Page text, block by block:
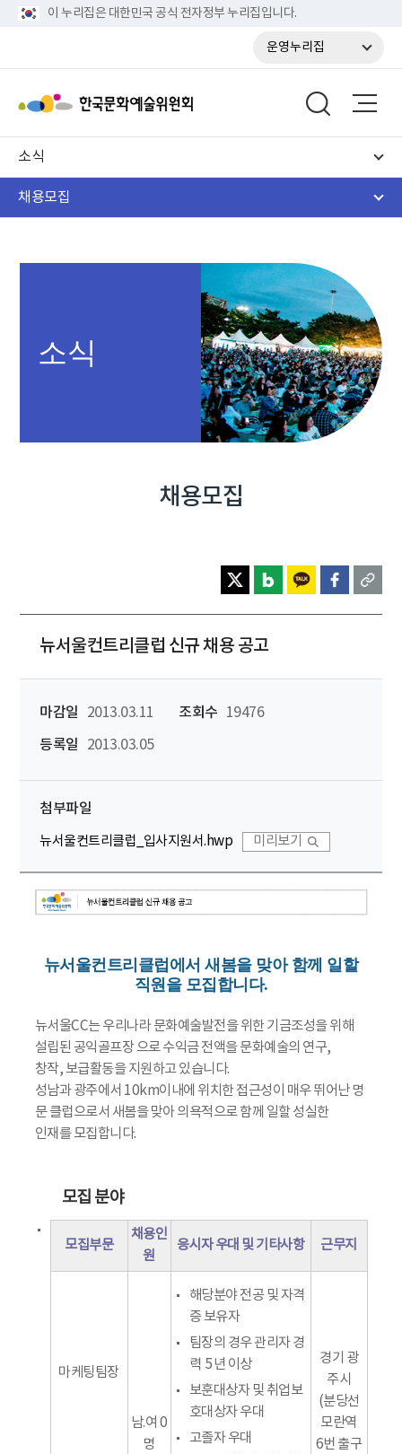
이 누리집은 대한민국 공식 전자정부 누리집입니다.
운영누리집
소식
채용모집
소식
채용모집
뉴서울컨트리클럽 신규 채용 공고
마감일 2013.03.11 조회수
19476
등록일
2013.03.05
첨부파일
뉴서울컨트리클럽_입사지원서.hwp 미리보기
뉴서울컨트리클럽에서 새봄을 맞아 함께 일할
직원을 모집합니다.
뉴서울CC는 우리나라 문화예술발전을 위한 기금조성을 위해
설립된 공익골프장 으로 수익금 전액을 문화예술의 연구,
창작, 보급활동을 지원하고 있습니다.
성남과 광주에서 10km이내에 위치한 접근성이 매우 뛰어난 명
문 클럽으로서 새봄을 맞아 의욕적으로 함께 일할 성실한
인재를 모집합니다.
모집 분야
모집부문
채용인
원
응시자 우대 및 기타사항 근무지
마케팅팀장
남.여 0
명
해당분야 전공 및 자격
증 보유자
팀장의 경우 관리자 경
력 5년 이상
보훈대상자 및 취업보
호대상자 우대
고졸자 우대
경기 광
주시
(분당선
모란역
6번 출구